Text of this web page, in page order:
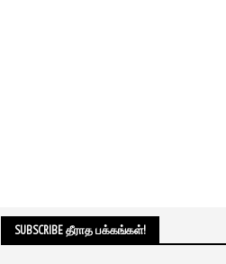
SUBSCRIBE தீராத பக்கங்கள்!